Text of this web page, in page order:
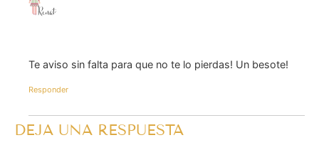
Te aviso sin falta para que no te lo pierdas! Un besote!
Responder
DEJA UNA RESPUESTA